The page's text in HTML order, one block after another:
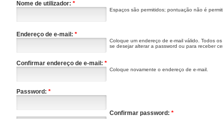
Nome de utilizador: *
Espaços são permitidos; pontuação não é
Endereço de e-mail: *
Coloque um endereço de e-mail válido. Todos
se desejar alterar a password ou para receber
Confirmar endereço de e-mail: *
Coloque novamente o endereço de e-mail.
Password: *
Confirmar password: *